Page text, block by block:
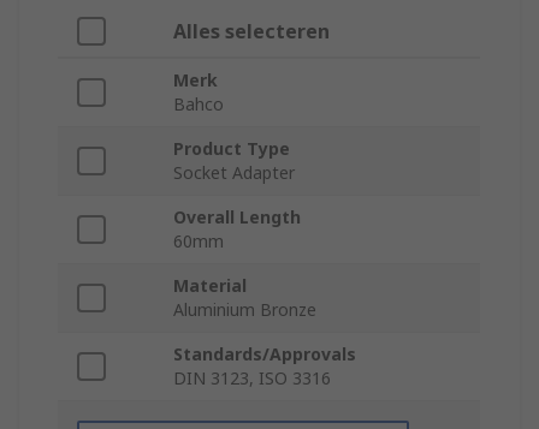
Alles selecteren
Merk
Bahco
Product Type
Socket Adapter
Overall Length
60mm
Material
Aluminium Bronze
Standards/Approvals
DIN 3123, ISO 3316